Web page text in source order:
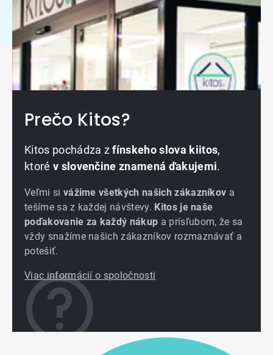
Prečo Kitos?
Kitos pochádza zfínskeho slova kiitos,
ktoré v slovenčine znamená ďakujemi.
Veľmi si vážime všetkých našich zákazníkov a
tešíme sa z každej návštevy. Kitos je naše
poďakovanie za každý nákup a prísľubom, že sa
vždy snažíme našich zákazníkov rozmaznávať a
potešiť.
Viac informácií o spoločnosti